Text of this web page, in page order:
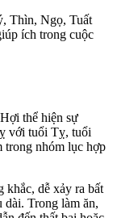
Thìn, Ngọ, Tuất
ích trong cuộc
thể hiện sự
với tuổi Tỵ, tuổi
trong nhóm lục hợp
dễ xảy ra bất
dài. Trong làm ăn,